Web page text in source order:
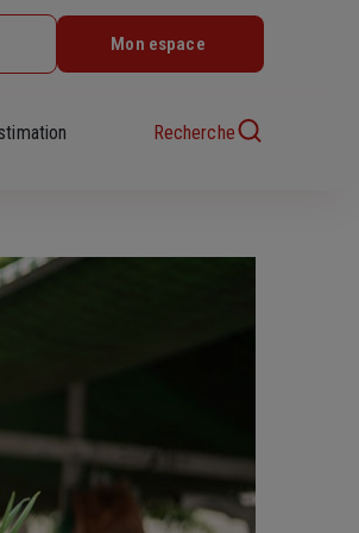
Mon espace
Recherche